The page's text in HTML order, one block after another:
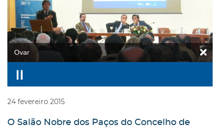
Ovar
24 fevereiro 2015
O Salão Nobre dos Paços do Concelho de